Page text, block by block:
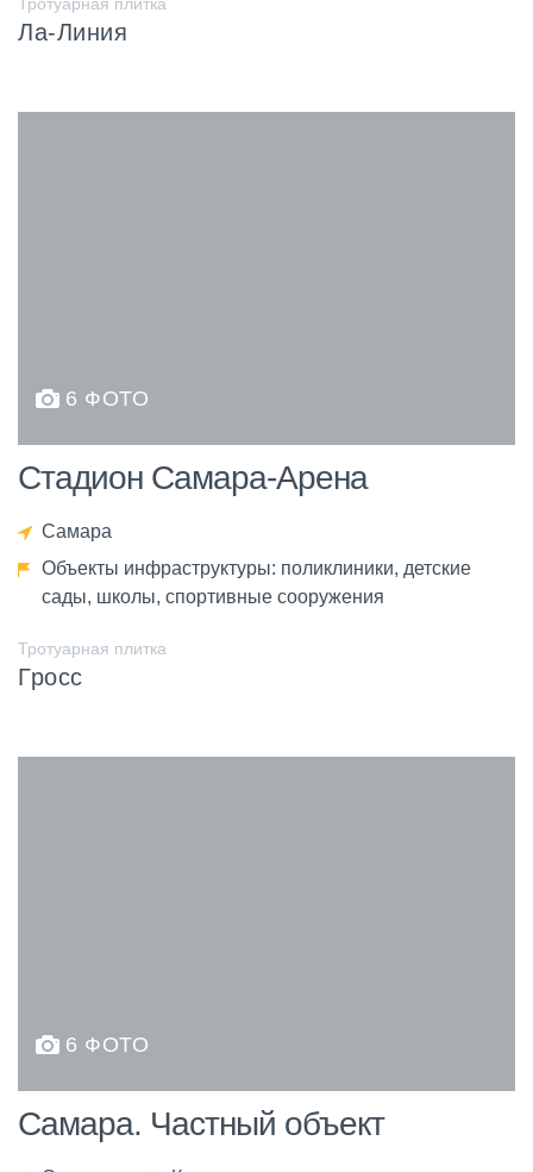
Тротуарная плитка
Ла-Линия
6 ФОТО
Стадион Самара-Арена
Самара
Объекты инфраструктуры: поликлиники, детские
сады, школы, спортивные сооружения
Тротуарная плитка
Гросс
6 ФОТО
Самара. Частный объект